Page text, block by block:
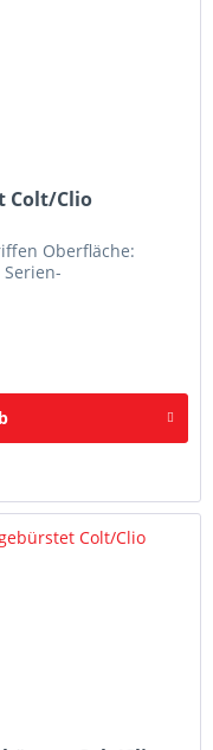
Colt/Clio
Oberfläche: